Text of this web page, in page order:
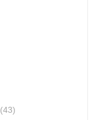
(43)